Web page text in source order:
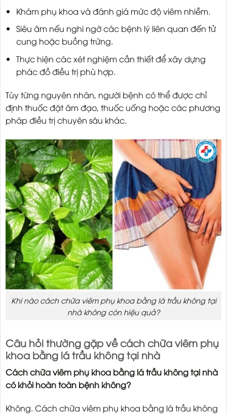
Khám phụ khoa và đánh giá mức độ viêm nhiễm.
Siêu âm nếu nghi ngờ các bệnh lý liên quan đến tử
cung hoặc buồng trứng.
Thực hiện các xét nghiệm cần thiết để xây dựng
phác đồ điều trị phù hợp.
Tùy từng nguyên nhân, người bệnh có thể được chỉ
định thuốc đặt âm đạo, thuốc uống hoặc các phương
pháp điều trị chuyên sâu khác.
Khi nào cách chữa viêm phụ khoa bằng lá trầu không tại
nhà không còn hiệu quả?
Câu hỏi thường gặp về cách chữa viêm phụ
khoa bằng lá trầu không tại nhà
Cách chữa viêm phụ khoa bằng lá trầu không tại nhà
có khỏi hoàn toàn bệnh không?
Không. Cách chữa viêm phụ khoa bằng lá trầu không